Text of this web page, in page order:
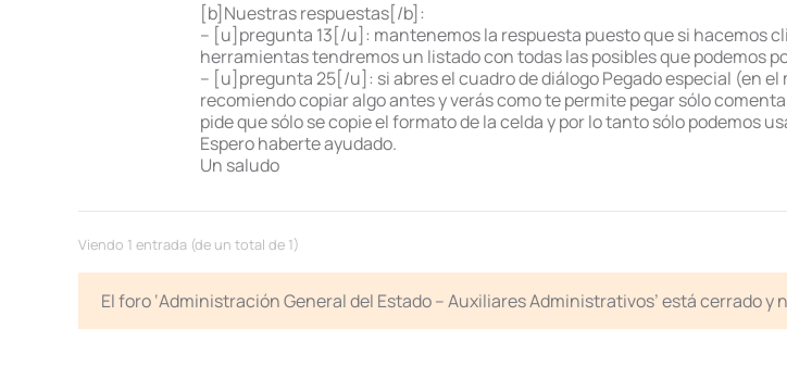
[b]Nuestras respuestas[/b]:
– [u]pregunta 13[/u]: mantenemos la respuesta puesto que si hacemos
herramientas tendremos un listado con todas las posibles que podemos
– [u]pregunta 25[/u]: si abres el cuadro de diálogo Pegado especial (en
recomiendo copiar algo antes y verás como te permite pegar sólo
pide que sólo se copie el formato de la celda y por lo tanto sólo podemos
Espero haberte ayudado.
Un saludo
Viendo 1 entrada (de un total de 1)
El foro ‘Administración General del Estado – Auxiliares Administrativos’ está cerrado